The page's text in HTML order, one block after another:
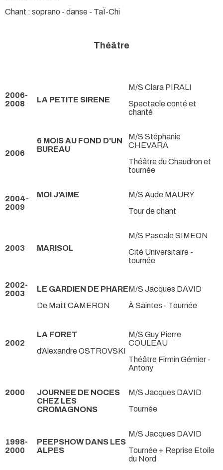
Chant : soprano - danse - TaÏ-Chi
Théâtre
2006-
2008
LA PETITE SIRENE
M/S Clara PIRALI
Spectacle conté et
chanté
2006
6 MOIS AU FOND D'UN
BUREAU
M/S Stéphanie
CHEVARA
Théâtre du Chaudron et
tournée
2004-
2009
MOI J'AIME
M/S Aude MAURY
Tour de chant
2003 MARISOL
M/S Pascale SIMEON
Cité Universitaire -
tournée
2002-
2003
LE GARDIEN DE PHARE
De Matt CAMERON
M/S Jacques DAVID
À Saintes - Tournée
2002
LA FORET
d'Alexandre OSTROVSKI
M/S Guy Pierre
COULEAU
Théâtre Firmin Gémier -
Antony
2000
JOURNEE DE NOCES
CHEZ LES
CROMAGNONS
M/S Jacques DAVID
Tournée
1998-
2000
PEEPSHOW DANS LES
ALPES
M/S Jacques DAVID
Tournée + Reprise Etoile
du Nord